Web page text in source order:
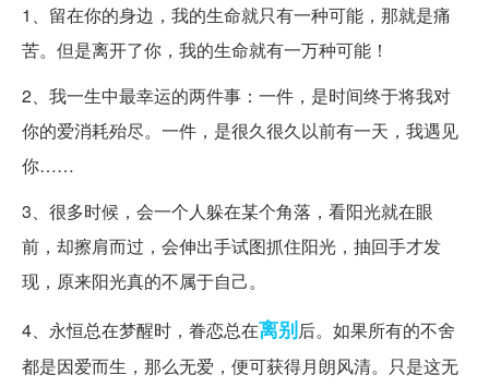
1、留在你的身边，我的生命就只有一种可能，那就是痛
苦。但是离开了你，我的生命就有一万种可能！
2、我一生中最幸运的两件事：一件，是时间终于将我对
你的爱消耗殆尽。一件，是很久很久以前有一天，我遇见
你……
3、很多时候，会一个人躲在某个角落，看阳光就在眼
前，却擦肩而过，会伸出手试图抓住阳光，抽回手才发
现，原来阳光真的不属于自己。
4、永恒总在梦醒时，眷恋总在离别后。如果所有的不舍
都是因爱而生，那么无爱，便可获得月朗风清。只是这无